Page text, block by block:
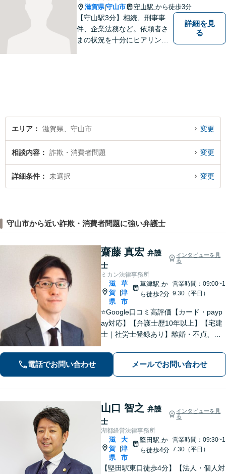
滋賀県|守山市 守山駅 から徒歩3分
【守山駅3分】相続、刑事事
件、企業法務など。依頼者さ
まの状況を十分にヒアリング
詳細を見
る
エリア 滋賀県、守山市 変更
相談内容 詐欺・消費者問題 変更
詳細条件 未選択 変更
守山市から近い詐欺・消費者問題に強い弁護士
齋藤 真宏 弁護
士
インタビューを見
る
ミカン法律事務所
滋
賀
県
草
津
市
草津駅 か
ら徒歩2分
営業時間：09:00~1
9:30（平日）
⭐️Google口コミ高評価【カード・payp
ay対応】【弁護士歴10年以上】【宅建
士｜社労士登録あり】離婚・不貞、破
リラックスしてお越しください。丁寧
にお話をお聴きします【草津駅2分｜駐
車場あり】【土日祝対応】
電話でお問い合わせ メールでお問い合わせ
山口 智之 弁護
士
インタビューを見
る
湖都経営法律事務所
滋
賀
県
大
津
市
堅田駅 か
ら徒歩4分
営業時間：09:30~1
7:30（平日）
【堅田駅東口徒歩4分】【法人・個人対